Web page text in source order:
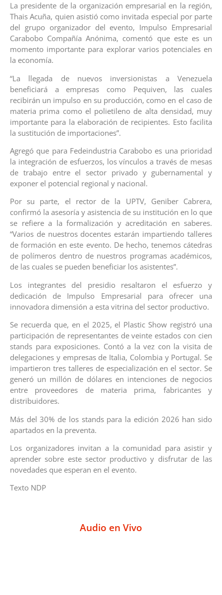
La presidente de la organización empresarial en la región,
Thais Acuña, quien asistió como invitada especial por parte
del grupo organizador del evento, Impulso Empresarial
Carabobo Compañía Anónima, comentó que este es un
momento importante para explorar varios potenciales en
la economía.
“La llegada de nuevos inversionistas a Venezuela
beneficiará a empresas como Pequiven, las cuales
recibirán un impulso en su producción, como en el caso de
materia prima como el polietileno de alta densidad, muy
importante para la elaboración de recipientes. Esto facilita
la sustitución de importaciones”.
Agregó que para Fedeindustria Carabobo es una prioridad
la integración de esfuerzos, los vínculos a través de mesas
de trabajo entre el sector privado y gubernamental y
exponer el potencial regional y nacional.
Por su parte, el rector de la UPTV, Geniber Cabrera,
confirmó la asesoría y asistencia de su institución en lo que
se refiere a la formalización y acreditación en saberes.
“Varios de nuestros docentes estarán impartiendo talleres
de formación en este evento. De hecho, tenemos cátedras
de polímeros dentro de nuestros programas académicos,
de las cuales se pueden beneficiar los asistentes”.
Los integrantes del presidio resaltaron el esfuerzo y
dedicación de Impulso Empresarial para ofrecer una
innovadora dimensión a esta vitrina del sector productivo.
Se recuerda que, en el 2025, el Plastic Show registró una
participación de representantes de veinte estados con cien
stands para exposiciones. Contó a la vez con la visita de
delegaciones y empresas de Italia, Colombia y Portugal. Se
impartieron tres talleres de especialización en el sector. Se
generó un millón de dólares en intenciones de negocios
entre proveedores de materia prima, fabricantes y
distribuidores.
Más del 30% de los stands para la edición 2026 han sido
apartados en la preventa.
Los organizadores invitan a la comunidad para asistir y
aprender sobre este sector productivo y disfrutar de las
novedades que esperan en el evento.
Texto NDP
Audio en Vivo